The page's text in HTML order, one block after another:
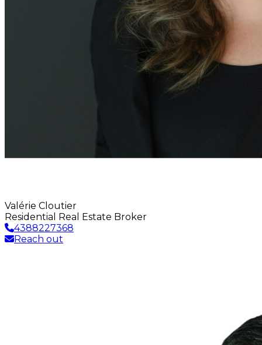
Valérie Cloutier
Residential Real Estate Broker
4388227368
Reach out